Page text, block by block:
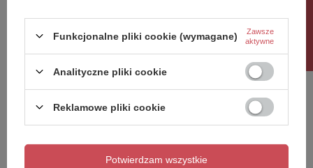
Dodaj własne zdjęcie produktu:
Funkcjonalne pliki cookie (wymagane) Zawsze
aktywne
Analityczne pliki cookie
Reklamowe pliki cookie
Potwierdzam wszystkie